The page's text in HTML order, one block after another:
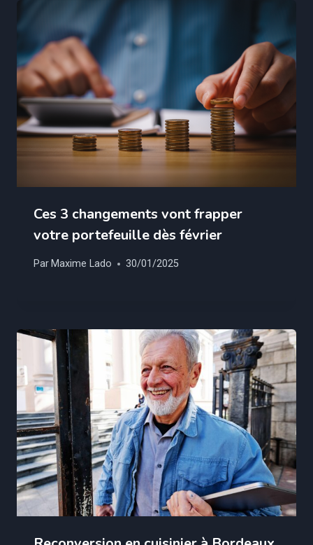
Ces 3 changements vont frapper
votre portefeuille dès février
Par Maxime Lado 30/01/2025